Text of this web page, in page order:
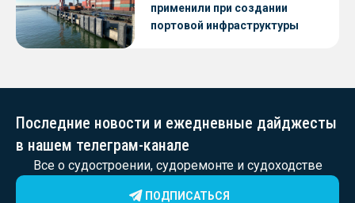
применили при создании
портовой инфраструктуры
Последние новости и ежедневные дайджесты
в нашем телеграм-канале
Все о судостроении, судоремонте и судоходстве
ПОДПИСАТЬСЯ